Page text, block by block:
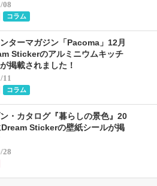
08
コラム
ターマガジン「Pacoma」12月
Stickerのアルミニウムキッチ
掲載されました！
11
コラム
・カタログ『暮らしの景色』20
Stickerの壁紙シールが掲
28